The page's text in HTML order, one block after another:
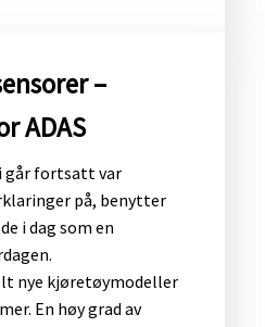
–
ADAS
går fortsatt var
på, benytter
i dag som en
nye kjøretøymodeller
En høy grad av